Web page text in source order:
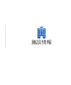
施設情報